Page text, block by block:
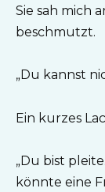
Sie sah mich
beschmutzt.
„Du kannst
Ein kurzes
„Du bist
könnte eine